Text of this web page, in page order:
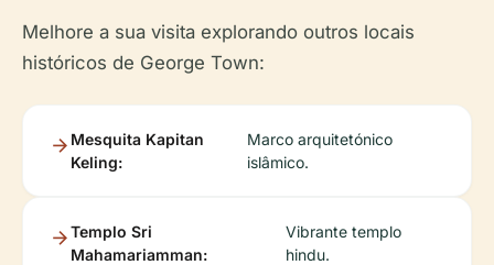
Melhore a sua visita explorando outros locais
históricos de George Town:
Mesquita Kapitan
Keling:
Marco arquitetónico
islâmico.
Templo Sri
Mahamariamman:
Vibrante templo
hindu.